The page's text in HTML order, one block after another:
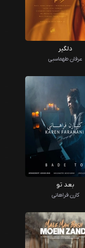
دلگیر
عرفان طهماسبی
بعد تو
کارن فراهانی